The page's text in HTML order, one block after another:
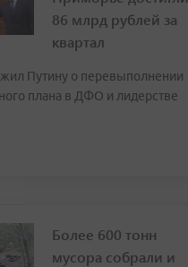
86 млрд рублей за
квартал
Путину о перевыполнении
плана в ДФО и лидерстве
Более 600 тонн
мусора собрали и